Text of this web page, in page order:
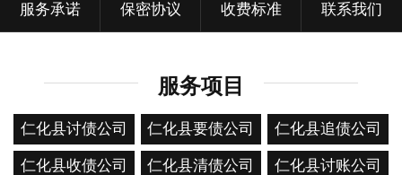
服务承诺 保密协议 收费标准 联系我们
服务项目
仁化县讨债公司 仁化县要债公司 仁化县追债公司
仁化县收债公司 仁化县清债公司 仁化县讨账公司